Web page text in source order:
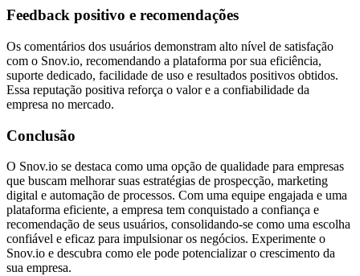
Feedback positivo e recomendações
Os comentários dos usuários demonstram alto nível de satisfação
com o Snov.io, recomendando a plataforma por sua eficiência,
suporte dedicado, facilidade de uso e resultados positivos obtidos.
Essa reputação positiva reforça o valor e a confiabilidade da
empresa no mercado.
Conclusão
O Snov.io se destaca como uma opção de qualidade para empresas
que buscam melhorar suas estratégias de prospecção, marketing
digital e automação de processos. Com uma equipe engajada e uma
plataforma eficiente, a empresa tem conquistado a confiança e
recomendação de seus usuários, consolidando-se como uma escolha
confiável e eficaz para impulsionar os negócios. Experimente o
Snov.io e descubra como ele pode potencializar o crescimento da
sua empresa.